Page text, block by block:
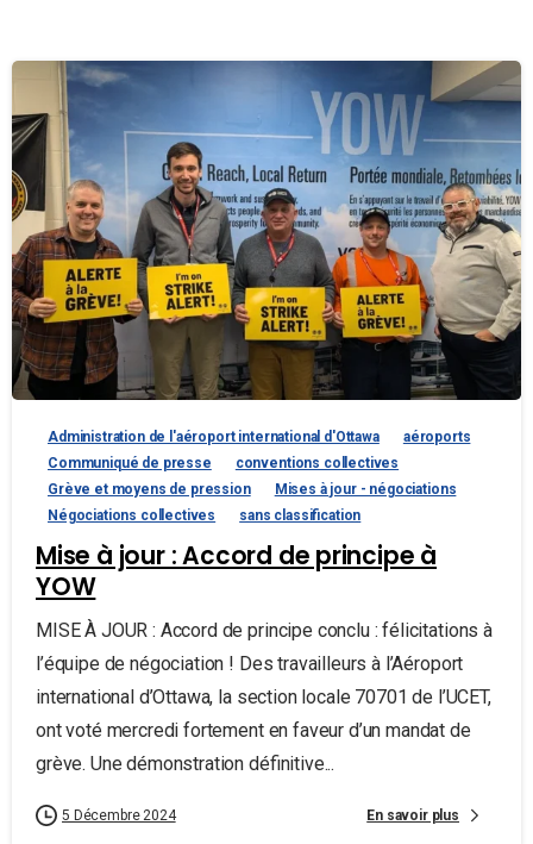
Administration de l'aéroport international d'Ottawa
aéroports
Communiqué de presse
conventions collectives
Grève et moyens de pression
Mises à jour - négociations
Négociations collectives
sans classification
Mise à jour : Accord de principe à
YOW
MISE À JOUR : Accord de principe conclu : félicitations à
l’équipe de négociation ! Des travailleurs à l’Aéroport
international d’Ottawa, la section locale 70701 de l’UCET,
ont voté mercredi fortement en faveur d’un mandat de
grève. Une démonstration définitive...
5 Décembre 2024 En savoir plus